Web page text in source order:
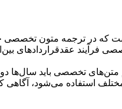
که در ترجمه متون
فرآیند
تخصصی باید سال‌ها دود
استفاده می‌شود، آگاهی